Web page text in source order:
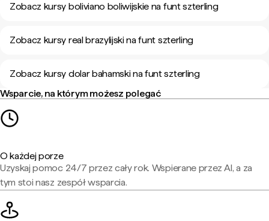
Zobacz kursy boliviano boliwijskie na funt szterling
Zobacz kursy real brazylijski na funt szterling
Zobacz kursy dolar bahamski na funt szterling
Wsparcie, na którym możesz polegać
O każdej porze
Uzyskaj pomoc 24/7 przez cały rok. Wspierane przez AI, a za
tym stoi nasz zespół wsparcia.